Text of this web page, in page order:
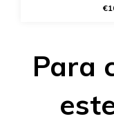
Para